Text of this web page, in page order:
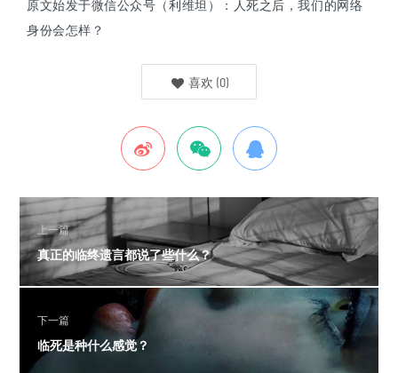
原文始发于微信公众号（利维坦）： 人死之后，我们的网络
身份会怎样？
喜欢 (0)
上一篇
真正的临终遗言都说了些什么？
下一篇
临死是种什么感觉？